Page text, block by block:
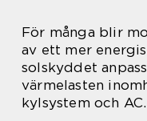
För många blir
av ett mer
solskyddet
värmelasten
kylsystem och AC.